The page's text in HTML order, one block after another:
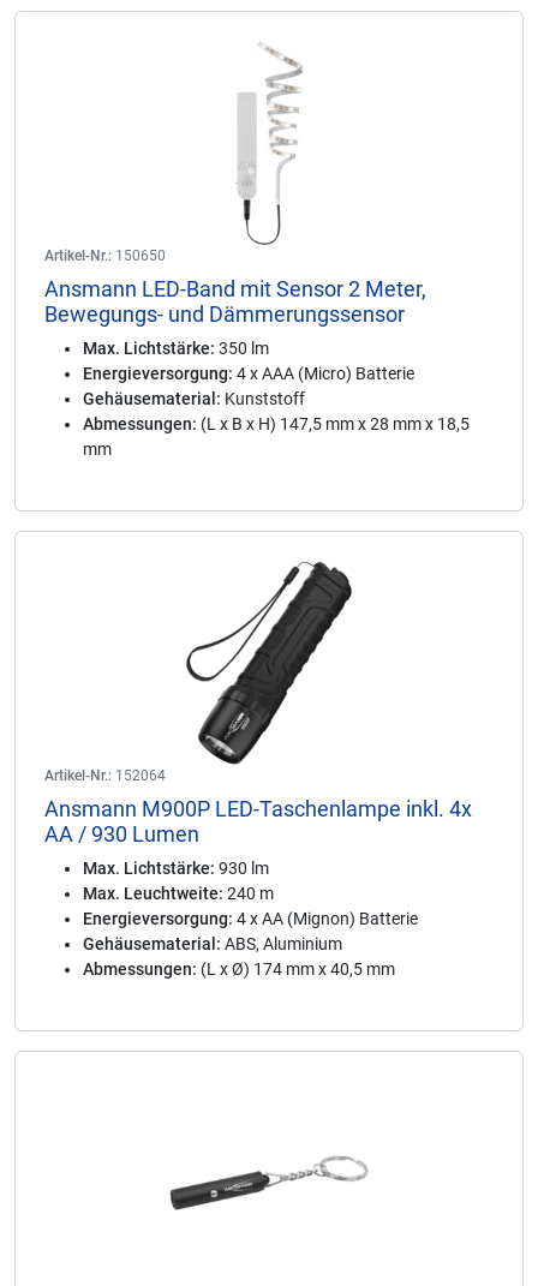
Artikel-Nr.: 150650
Ansmann LED-Band mit Sensor 2 Meter,
Bewegungs- und Dämmerungssensor
Max. Lichtstärke: 350 lm
Energieversorgung: 4 x AAA (Micro) Batterie
Gehäusematerial: Kunststoff
Abmessungen: (L x B x H) 147,5 mm x 28 mm x 18,5
mm
Artikel-Nr.: 152064
Ansmann M900P LED-Taschenlampe inkl. 4x
AA / 930 Lumen
Max. Lichtstärke: 930 lm
Max. Leuchtweite: 240 m
Energieversorgung: 4 x AA (Mignon) Batterie
Gehäusematerial: ABS, Aluminium
Abmessungen: (L x Ø) 174 mm x 40,5 mm